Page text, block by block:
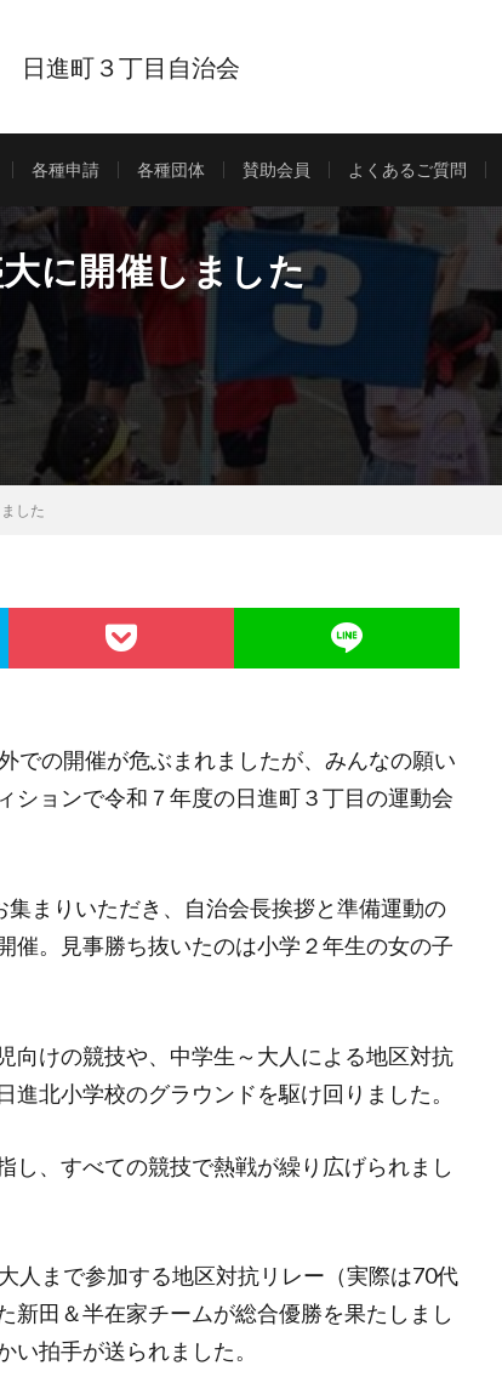
日進町３丁目自治会
各種申請 各種団体 賛助会員 よくあるご質問
に開催しました
した
での開催が危ぶまれましたが、みんなの願い
ションで令和７年度の日進町３丁目の運動会
まりいただき、自治会長挨拶と準備運動の
催。見事勝ち抜いたのは小学２年生の女の子
向けの競技や、中学生～大人による地区対抗
北小学校のグラウンドを駆け回りました。
し、すべての競技で熱戦が繰り広げられまし
人まで参加する地区対抗リレー（実際は70代
新田＆半在家チームが総合優勝を果たしまし
拍手が送られました。